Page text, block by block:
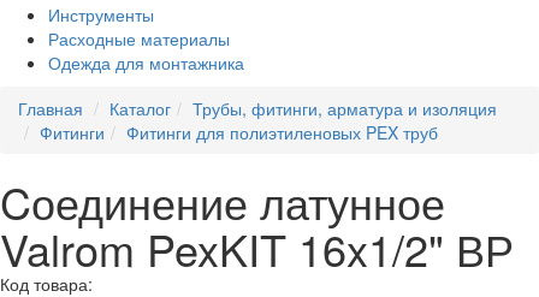
Инструменты
Расходные материалы
Одежда для монтажника
Главная
Каталог
Трубы, фитинги, арматура и изоляция
Фитинги
Фитинги для полиэтиленовых PEX труб
Cоединение латунное
Valrom PexKIT 16x1/2" ВР
Код товара: